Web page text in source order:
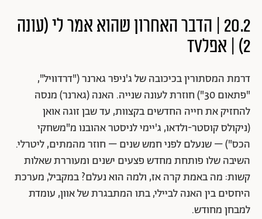
20.2 | הדבר האחרון שהוא אמר לי (עונה
2) | אפלTV
דרמת המסתורין בכיכובה של ג'ניפר גארנר ("דרדוויל",
"פתאום 30") חוזרת לעונה שנייה. האנה (גארנר) מנסה
להחזיק את חייה החדשים בקצוות, עד שבן זוגה אואן
(ניקולס קוסטר-ולדאו, ג'יימי לניסטר אהובנו מ"משחקי
הכס") – שנעלם לפני חמש שנים – חוזר מהמתים, ליטרלי.
השיבה שלו פותחת מחדש פצעים ישנים ומעוררת שאלות
קשות: מה באמת קרה אז, ולמה הוא נעלם? במקביל, מערכת
היחסים בין האנה לביילי, בתו המתבגרת של אוון, עומדת
למבחן מחודש.